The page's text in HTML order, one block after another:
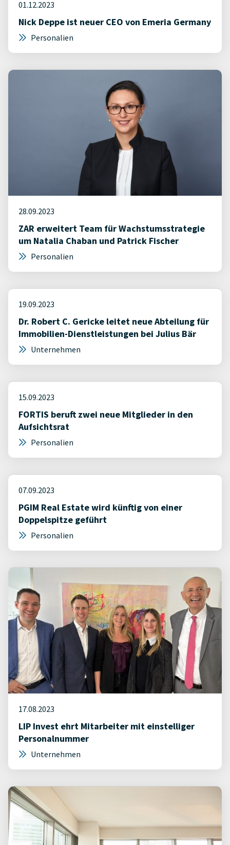
01.12.2023
Nick Deppe ist neuer CEO von Emeria Germany
Personalien
28.09.2023
ZAR erweitert Team für Wachstumsstrategie
um Natalia Chaban und Patrick Fischer
Personalien
19.09.2023
Dr. Robert C. Gericke leitet neue Abteilung für
Immobilien-Dienstleistungen bei Julius Bär
Unternehmen
15.09.2023
FORTIS beruft zwei neue Mitglieder in den
Aufsichtsrat
Personalien
07.09.2023
PGIM Real Estate wird künftig von einer
Doppelspitze geführt
Personalien
17.08.2023
LIP Invest ehrt Mitarbeiter mit einstelliger
Personalnummer
Unternehmen